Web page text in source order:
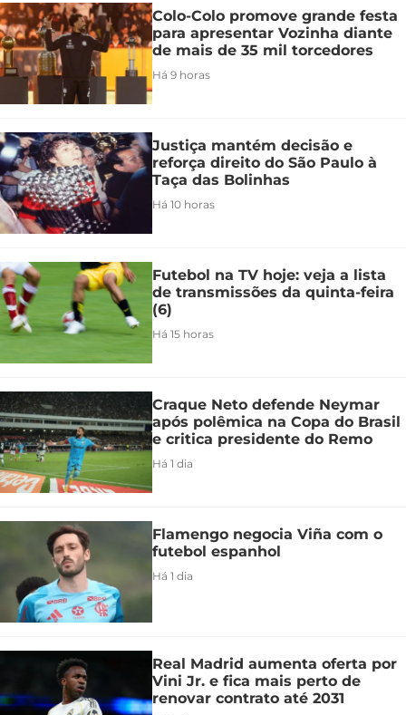
Colo-Colo promove grande festa
para apresentar Vozinha diante
de mais de 35 mil torcedores
Há 9 horas
Justiça mantém decisão e
reforça direito do São Paulo à
Taça das Bolinhas
Há 10 horas
Futebol na TV hoje: veja a lista
de transmissões da quinta-feira
(6)
Há 15 horas
Craque Neto defende Neymar
após polêmica na Copa do Brasil
e critica presidente do Remo
Há 1 dia
Flamengo negocia Viña com o
futebol espanhol
Há 1 dia
Real Madrid aumenta oferta por
Vini Jr. e fica mais perto de
renovar contrato até 2031